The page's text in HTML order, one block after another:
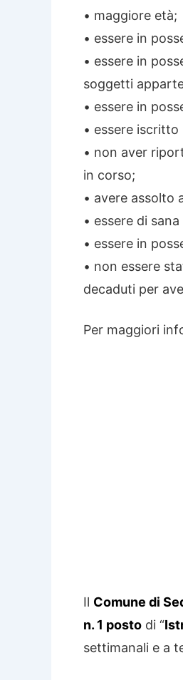
• maggiore età;
• essere in
• essere in
soggetti
• essere in
• essere
• non aver
in corso;
• avere assolto
• essere di
• essere in
• non essere
decaduti per
Per maggiori
Il Comune di
n. 1 posto di “
settimanali e a